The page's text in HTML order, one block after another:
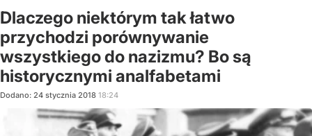
Dlaczego niektórym tak łatwo
przychodzi porównywanie
wszystkiego do nazizmu? Bo są
historycznymi analfabetami
Dodano: 24 stycznia 2018 18:24